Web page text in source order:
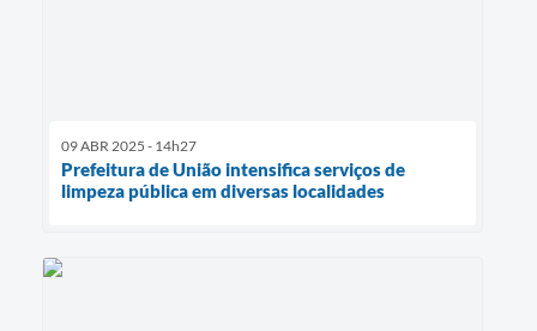
09 ABR 2025 - 14h27
Prefeitura de União intensifica serviços de
limpeza pública em diversas localidades